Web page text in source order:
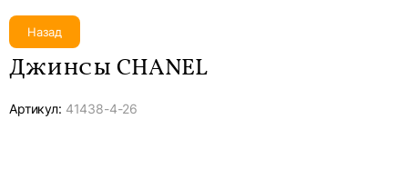
Назад
Джинсы CHANEL
Артикул: 41438-4-26